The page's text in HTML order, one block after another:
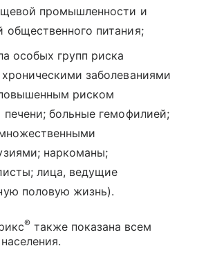
промышленности и
общественного питания;
особых групп риска
заболеваниями
риском
печени; больные гемофилией;
наркоманы;
лица, ведущие
половую жизнь).
® также показана всем